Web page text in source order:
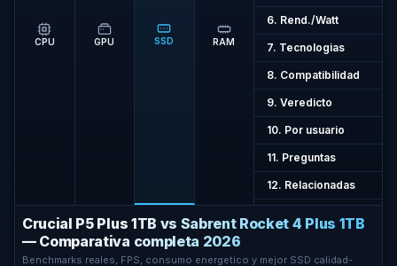
CPU GPU SSD RAM
6. Rend./Watt
7. Tecnologias
8. Compatibilidad
9. Veredicto
10. Por usuario
11. Preguntas
12. Relacionadas
Crucial P5 Plus 1TB vs Sabrent Rocket 4 Plus 1TB
— Comparativa completa 2026
Benchmarks reales, FPS, consumo energetico y mejor SSD calidad-